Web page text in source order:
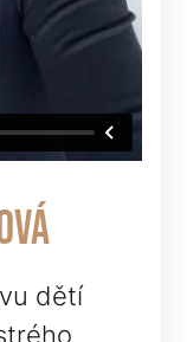
dětí